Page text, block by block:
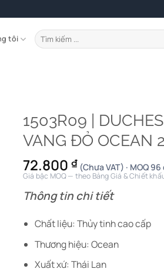
tôi
Tìm
kiếm:
1503R09 |
VANG ĐỎ OCEAN
72.800 ₫ (Chưa VAT) · MOQ
Giá bậc MOQ — theo Bảng Giá & Chiết
Thông tin chi tiết
Chất liệu: Thủy tinh cao cấp
Thương hiệu: Ocean
Xuất xứ: Thái Lan